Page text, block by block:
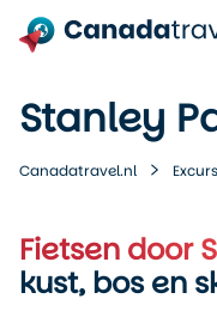
Stanley
Canadatravel.nl
Fietsen door
kust, bos en